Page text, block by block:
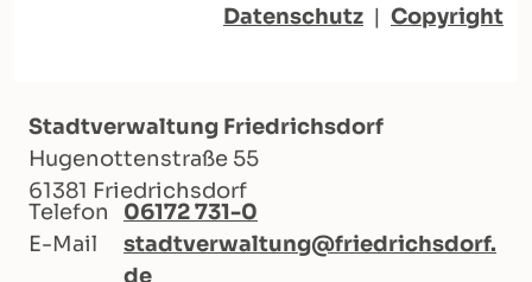
Datenschutz | Copyright
Stadtverwaltung Friedrichsdorf
Hugenottenstraße 55
61381 Friedrichsdorf
Telefon
06172 731-0
E-Mail
stadtverwaltung@friedrichsdorf.
de